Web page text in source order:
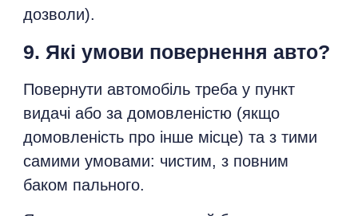
дозволи).
9. Які умови повернення авто?
Повернути автомобіль треба у пункт
видачі або за домовленістю (якщо
домовленість про інше місце) та з тими
самими умовами: чистим, з повним
баком пального.